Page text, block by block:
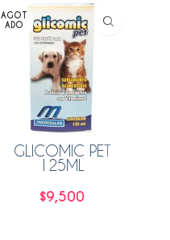
AGOT
ADO
GLICOMIC PET
125ML
$9,500